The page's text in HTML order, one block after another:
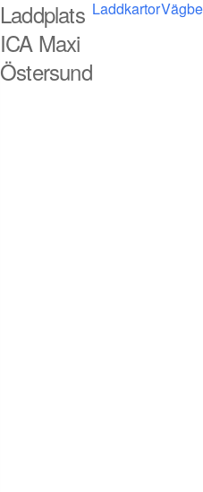
Laddplats
ICA Maxi
Östersund
Laddkartor